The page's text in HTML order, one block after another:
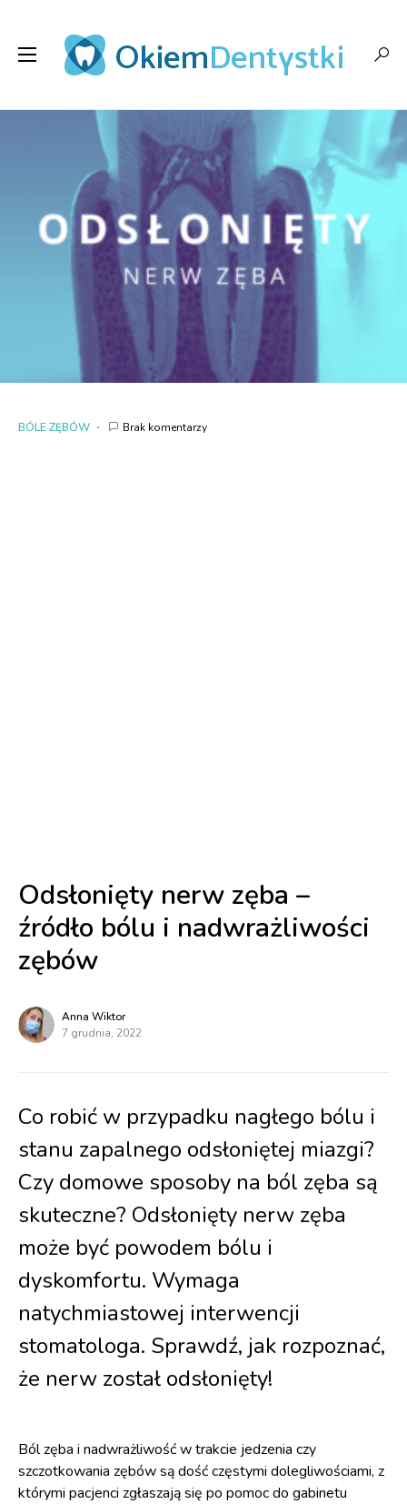
BÓLE ZĘBÓW Brak komentarzy
Odsłonięty nerw zęba –
źródło bólu i nadwrażliwości
zębów
Anna Wiktor
7 grudnia, 2022
Co robić w przypadku nagłego bólu i
stanu zapalnego odsłoniętej miazgi?
Czy domowe sposoby na ból zęba są
skuteczne? Odsłonięty nerw zęba
może być powodem bólu i
dyskomfortu. Wymaga
natychmiastowej interwencji
stomatologa. Sprawdź, jak rozpoznać,
że nerw został odsłonięty!
Ból zęba i nadwrażliwość w trakcie jedzenia czy
szczotkowania zębów są dość częstymi dolegliwościami, z
którymi pacjenci zgłaszają się po pomoc do gabinetu